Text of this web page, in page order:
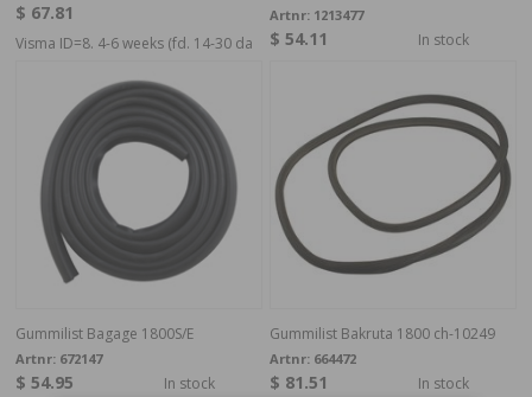
$ 67.81
Visma ID=8. 4-6 weeks (fd. 14-30 da
Artnr: 1213477
$ 54.11 In stock
Gummilist Bagage 1800S/E
Artnr: 672147
$ 54.95 In stock
Gummilist Bakruta 1800 ch-10249
Artnr: 664472
$ 81.51 In stock